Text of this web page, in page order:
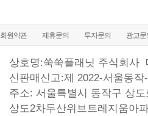
회원약관 제휴문의 투자문의 광고문
상호명:쑥쑥플래닛 주식회사
신판매신고:제 2022-서울동작
주소: 서울특별시 동작구 상
상도2차두산위브트레지움아